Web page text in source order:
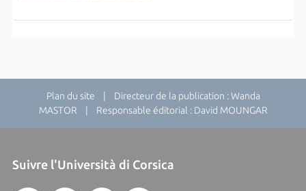
Plan du site | Directeur de la publication : Wanda
MASTOR | Responsable éditorial : David MOUNGAR
Suivre l'Università di Corsica